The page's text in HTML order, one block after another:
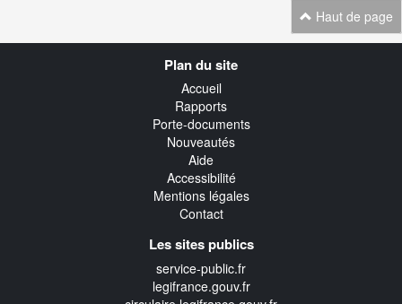
Haut de page
Plan du site
Accueil
Rapports
Porte-documents
Nouveautés
Aide
Accessibilité
Mentions légales
Contact
Les sites publics
service-public.fr
legifrance.gouv.fr